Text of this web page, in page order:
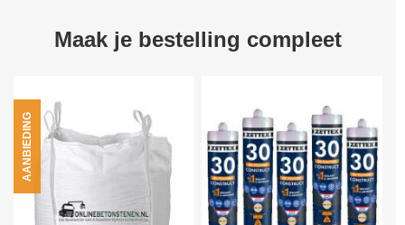
Maak je bestelling compleet
AANBIEDING